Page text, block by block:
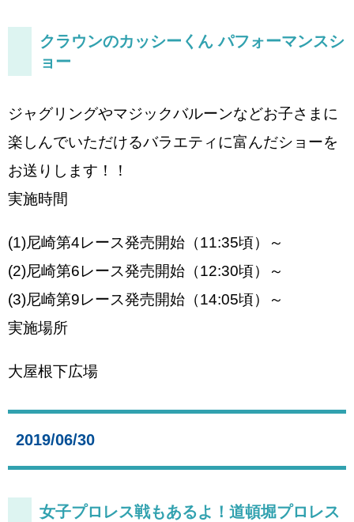
クラウンのカッシーくん パフォーマンスシ
ョー
ジャグリングやマジックバルーンなどお子さまに
楽しんでいただけるバラエティに富んだショーを
お送りします！！
実施時間
(1)尼崎第4レース発売開始（11:35頃）～
(2)尼崎第6レース発売開始（12:30頃）～
(3)尼崎第9レース発売開始（14:05頃）～
実施場所
大屋根下広場
2019/06/30
女子プロレス戦もあるよ！道頓堀プロレス